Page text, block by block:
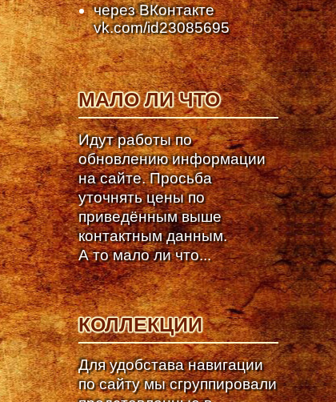
через ВКонтакте
vk.com/id23085695
МАЛО ЛИ ЧТО
Идут работы по
обновлению информации
на сайте. Просьба
уточнять цены по
приведённым выше
контактным данным.
А то мало ли что...
КОЛЛЕКЦИИ
Для удобстава навигации
по сайту мы сгруппировали